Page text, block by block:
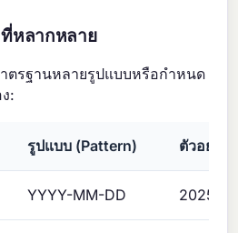
หลากหลาย
ตรฐานหลายรูปแบบหรือกำหนด
:
รูปแบบ (Pattern) ตัวอย่าง
YYYY-MM-DD 2025-